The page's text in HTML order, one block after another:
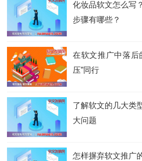
化妆品软文怎么写
步骤有哪些？
在软文推广中落后
压”同行
了解软文的几大类
大问题
怎样摒弃软文推广